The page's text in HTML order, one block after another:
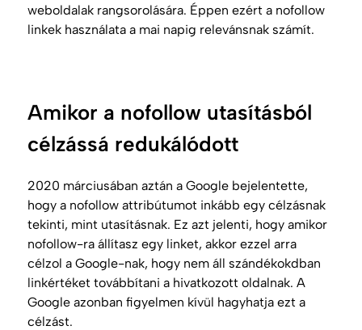
weboldalak rangsorolására. Éppen ezért a nofollow
linkek használata a mai napig relevánsnak számít.
Amikor a nofollow utasításból
célzássá redukálódott
2020 márciusában aztán a Google bejelentette,
hogy a nofollow attribútumot inkább egy célzásnak
tekinti, mint utasításnak. Ez azt jelenti, hogy amikor
nofollow-ra állítasz egy linket, akkor ezzel arra
célzol a Google-nak, hogy nem áll szándékokdban
linkértéket továbbítani a hivatkozott oldalnak. A
Google azonban figyelmen kívül hagyhatja ezt a
célzást.